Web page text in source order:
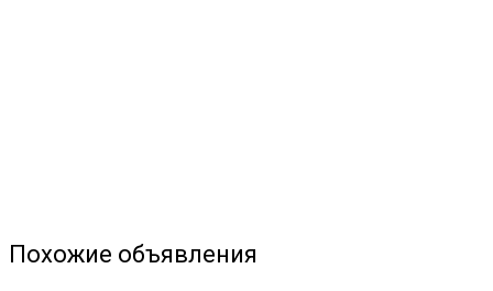
Похожие объявления